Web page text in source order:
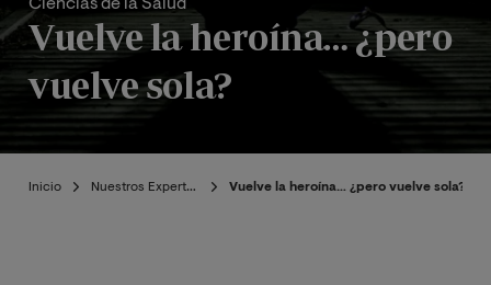
Ciencias de la Salud
Vuelve la heroína… ¿pero
vuelve sola?
Inicio Nuestros Expertos Vuelve la heroína… ¿pero vuelve sola?